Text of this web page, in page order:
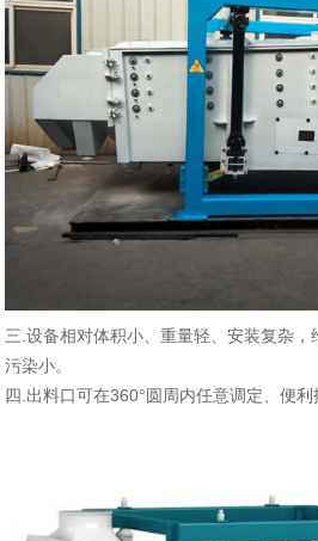
三.设备相对体积小、重量轻、安装复杂
污染小。
四.出料口可在360°圆周内任意调定、便利